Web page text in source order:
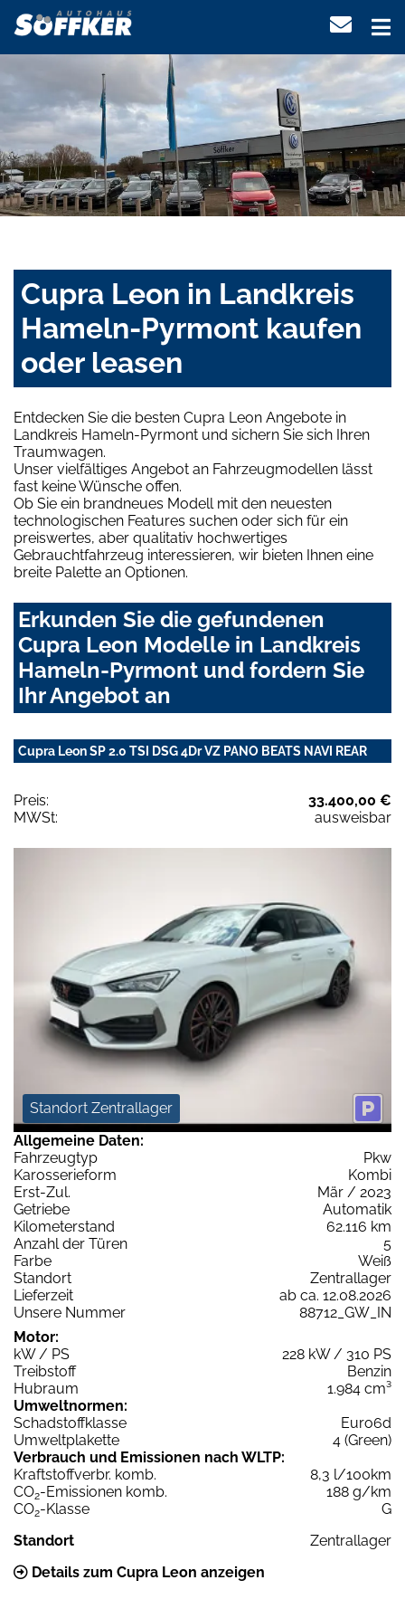
Cupra Leon in Landkreis
Hameln-Pyrmont kaufen
oder leasen
Entdecken Sie die besten Cupra Leon Angebote in
Landkreis Hameln-Pyrmont und sichern Sie sich Ihren
Traumwagen.
Unser vielfältiges Angebot an Fahrzeugmodellen lässt
fast keine Wünsche offen.
Ob Sie ein brandneues Modell mit den neuesten
technologischen Features suchen oder sich für ein
preiswertes, aber qualitativ hochwertiges
Gebrauchtfahrzeug interessieren, wir bieten Ihnen eine
breite Palette an Optionen.
Erkunden Sie die gefundenen
Cupra Leon Modelle in Landkreis
Hameln-Pyrmont und fordern Sie
Ihr Angebot an
Cupra Leon SP 2.0 TSI DSG 4Dr VZ PANO BEATS NAVI REAR
Preis:
33.400,00 €
MWSt:
ausweisbar
Standort Zentrallager
Allgemeine Daten:
Fahrzeugtyp
Pkw
Karosserieform
Kombi
Erst-Zul.
Mär / 2023
Getriebe
Automatik
Kilometerstand
62.116 km
Anzahl der Türen
5
Farbe
Weiß
Standort
Zentrallager
Lieferzeit
ab ca. 12.08.2026
Unsere Nummer
88712_GW_IN
Motor:
kW / PS
228 kW / 310 PS
Treibstoff
Benzin
Hubraum
1.984 cm³
Umweltnormen:
Schadstoffklasse
Euro6d
Umweltplakette
4 (Green)
Verbrauch und Emissionen nach WLTP:
Kraftstoffverbr. komb.
8,3 l/100km
CO2-Emissionen komb.
188 g/km
CO2-Klasse
G
Standort
Zentrallager
Details zum Cupra Leon anzeigen